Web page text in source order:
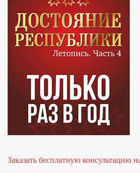
Заказать бесплатную консультацию